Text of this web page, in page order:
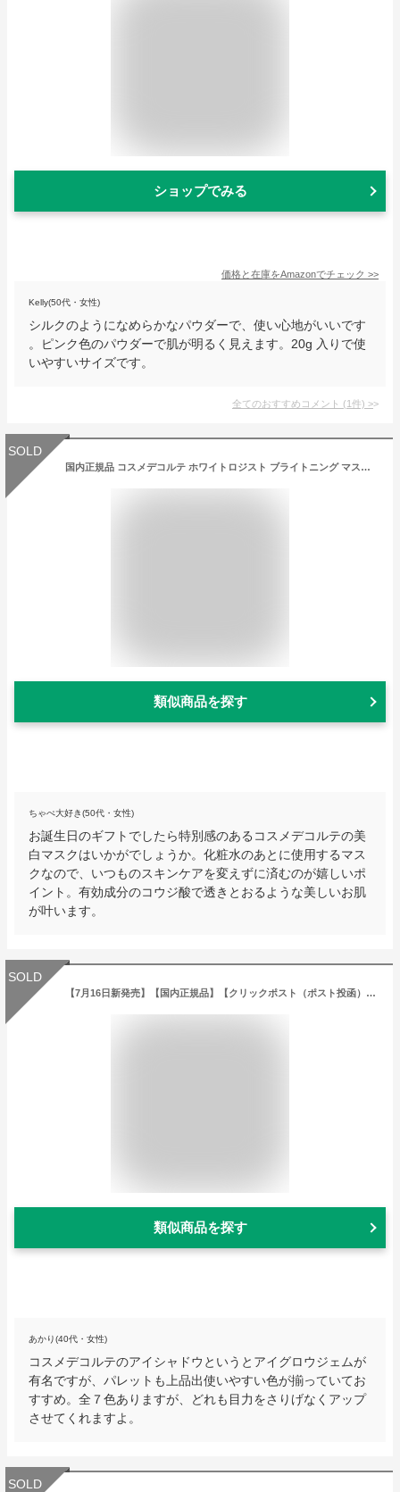
ショップでみる
価格と在庫をAmazonでチェック >>
Kelly(50代・女性)
シルクのようになめらかなパウダーで、使い心地がいいです
。ピンク色のパウダーで肌が明るく見えます。20g 入りで使
いやすいサイズです。
全てのおすすめコメント (1件) >
SOLD
国内正規品 コスメデコルテ ホワイトロジスト ブライトニング マスク 速攻集中ケア美白マスク ベストコスメ受賞 17.5mL × 6枚入
類似商品を探す
ちゃぺ大好き(50代・女性)
お誕生日のギフトでしたら特別感のあるコスメデコルテの美
白マスクはいかがでしょうか。化粧水のあとに使用するマス
クなので、いつものスキンケアを変えずに済むのが嬉しいポ
イント。有効成分のコウジ酸で透きとおるような美しいお肌
が叶います。
SOLD
【7月16日新発売】【国内正規品】【クリックポスト（ポスト投函）】COSME DECORTE コスメデコルテ スキンシャドウ デザイニング パレット 全7色 アイカラーパレット 5g
類似商品を探す
あかり(40代・女性)
コスメデコルテのアイシャドウというとアイグロウジェムが
有名ですが、パレットも上品出使いやすい色が揃っていてお
すすめ。全７色ありますが、どれも目力をさりげなくアップ
させてくれますよ。
SOLD